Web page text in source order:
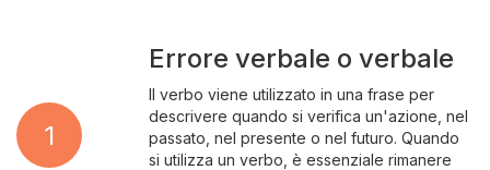
1
Errore verbale o verbale
Il verbo viene utilizzato in una frase per
descrivere quando si verifica un'azione, nel
passato, nel presente o nel futuro. Quando
si utilizza un verbo, è essenziale rimanere